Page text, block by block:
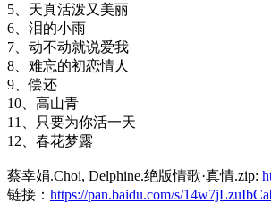
5、天真活泼又美丽
6、泪的小雨
7、动不动就说爱我
8、难忘的初恋情人
9、偿还
10、高山青
11、只要为你活一天
12、春花梦露
蔡幸娟.Choi, Delphine.绝版情歌·真情.zip:
链接： https://pan.baidu.com/s/